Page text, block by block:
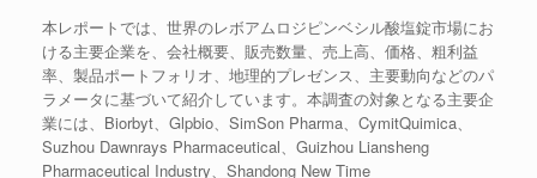
本レポートでは、世界のレボアムロジピンベシル酸塩錠市場にお
ける主要企業を、会社概要、販売数量、売上高、価格、粗利益
率、製品ポートフォリオ、地理的プレゼンス、主要動向などのパ
ラメータに基づいて紹介しています。本調査の対象となる主要企
業には、Biorbyt、Glpbio、SimSon Pharma、CymitQuimica、
Suzhou Dawnrays Pharmaceutical、Guizhou Liansheng
Pharmaceutical Industry、Shandong New Time